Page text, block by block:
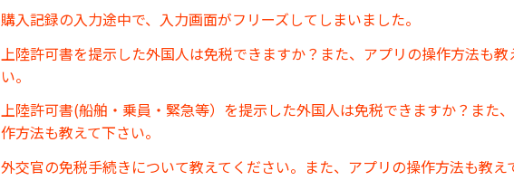
購入記録の入力途中で、入力画面がフリーズしてしまいました。
上陸許可書を提示した外国人は免税できますか？また、アプリの操作方法も教
い。
上陸許可書(船舶・乗員・緊急等）を提示した外国人は免税できますか？また
作方法も教えて下さい。
外交官の免税手続きについて教えてください。また、アプリの操作方法も教え